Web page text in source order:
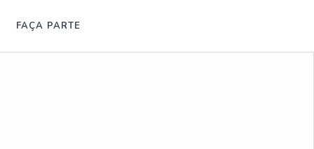
FAÇA PARTE